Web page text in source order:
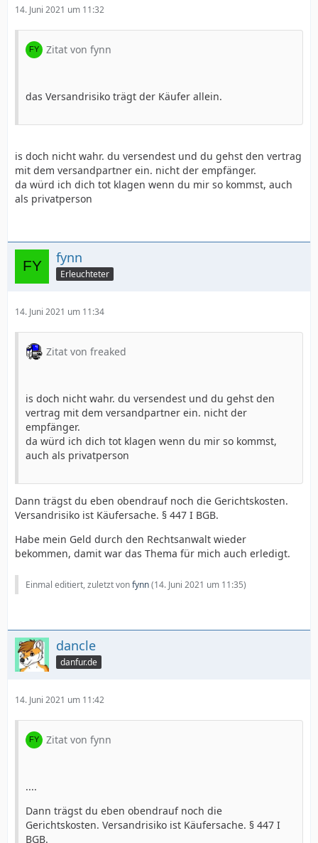
14. Juni 2021 um 11:32
Zitat von fynn
das Versandrisiko trägt der Käufer allein.
is doch nicht wahr. du versendest und du gehst den vertrag
mit dem versandpartner ein. nicht der empfänger.
da würd ich dich tot klagen wenn du mir so kommst, auch
als privatperson
fynn
Erleuchteter
14. Juni 2021 um 11:34
Zitat von freaked
is doch nicht wahr. du versendest und du gehst den
vertrag mit dem versandpartner ein. nicht der
empfänger.
da würd ich dich tot klagen wenn du mir so kommst,
auch als privatperson
Dann trägst du eben obendrauf noch die Gerichtskosten.
Versandrisiko ist Käufersache. § 447 I BGB.
Habe mein Geld durch den Rechtsanwalt wieder
bekommen, damit war das Thema für mich auch erledigt.
Einmal editiert, zuletzt vonfynn(14. Juni 2021 um 11:35)
dancle
danfur.de
14. Juni 2021 um 11:42
Zitat von fynn
....
Dann trägst du eben obendrauf noch die
Gerichtskosten. Versandrisiko ist Käufersache. § 447 I
BGB.